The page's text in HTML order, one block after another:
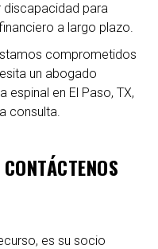
para
a largo plazo.
comprometidos
un abogado
espinal en El Paso, TX,
consulta.
es su socio